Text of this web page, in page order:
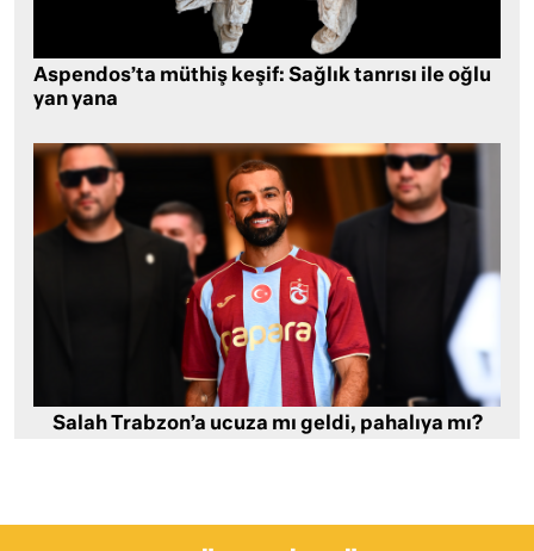
Aspendos’ta müthiş keşif: Sağlık tanrısı ile oğlu
yan yana
Salah Trabzon’a ucuza mı geldi, pahalıya mı?